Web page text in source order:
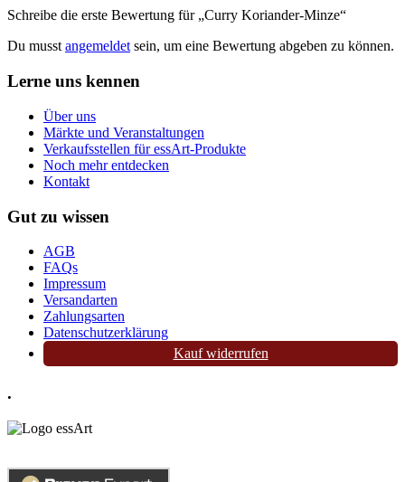
Schreibe die erste Bewertung für „Curry Koriander-Minze“
Du musst angemeldet sein, um eine Bewertung abgeben zu können.
Lerne uns kennen
Über uns
Märkte und Veranstaltungen
Verkaufsstellen für essArt-Produkte
Noch mehr entdecken
Kontakt
Gut zu wissen
AGB
FAQs
Impressum
Versandarten
Zahlungsarten
Datenschutzerklärung
Kauf widerrufen
.